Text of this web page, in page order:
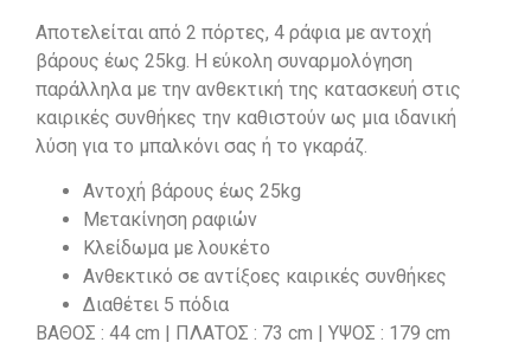
Αποτελείται από 2 πόρτες, 4 ράφια με αντοχή
βάρους έως 25kg. Η εύκολη συναρμολόγηση
παράλληλα με την ανθεκτική της κατασκευή στις
καιρικές συνθήκες την καθιστούν ως μια ιδανική
λύση για το μπαλκόνι σας ή το γκαράζ.
Αντοχή βάρους έως 25kg
Μετακίνηση ραφιών
Κλείδωμα με λουκέτο
Ανθεκτικό σε αντίξοες καιρικές συνθήκες
Διαθέτει 5 πόδια
ΒΑΘΟΣ : 44 cm | ΠΛΑΤΟΣ : 73 cm | ΥΨΟΣ : 179 cm